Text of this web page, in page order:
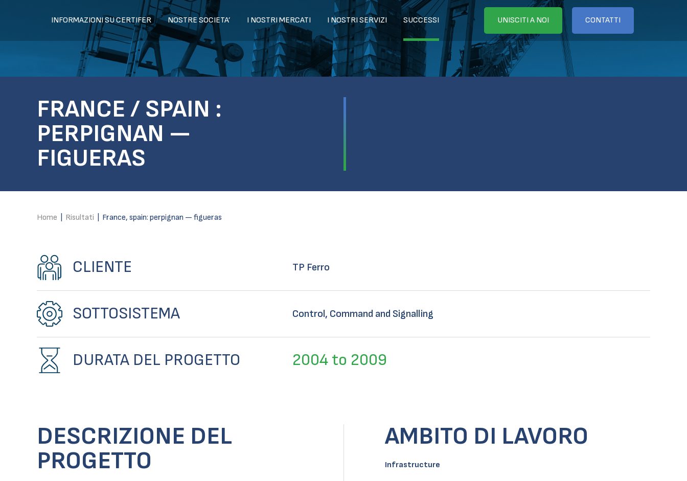
INFORMAZIONI SU CERTIFER NOSTRE SOCIETA’ I NOSTRI MERCATI I NOSTRI SERVIZI SUCCESSI UNISCITI A NOI CONTATTI
FRANCE / SPAIN :
PERPIGNAN —
FIGUERAS
Home Risultati France, spain: perpignan — figueras
CLIENTE TP Ferro
SOTTOSISTEMA Control, Command and Signalling
DURATA DEL PROGETTO 2004 to 2009
DESCRIZIONE DEL
PROGETTO
AMBITO DI LAVORO
Infrastructure